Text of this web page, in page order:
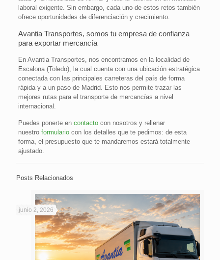
laboral exigente. Sin embargo, cada uno de estos retos también
ofrece oportunidades de diferenciación y crecimiento.
Avantia Transportes, somos tu empresa de confianza
para exportar mercancía
En Avantia Transportes, nos encontramos en la localidad de
Escalona (Toledo), la cual cuenta con una ubicación estratégica
conectada con las principales carreteras del país de forma
rápida y a un paso de Madrid. Esto nos permite trazar las
mejores rutas para el transporte de mercancías a nivel
internacional.
Puedes ponerte en contactocon nosotros y rellenar
nuestro formulariocon los detalles que te pedimos: de esta
forma, el presupuesto que te mandaremos estará totalmente
ajustado.
Posts Relacionados
junio 2, 2026